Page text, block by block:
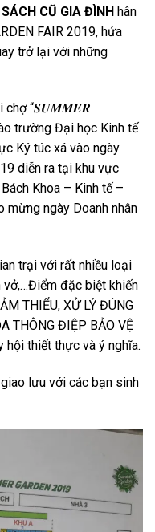
SÁCH CŨ GIA ĐÌNH hân
FAIR 2019, hứa
trở lại với những
chợ “𝑺𝑼𝑴𝑴𝑬𝑹
trường Đại học Kinh tế
Ký túc xá vào ngày
diễn ra tại khu vực
Khoa – Kinh tế –
mừng ngày Doanh nhân
trại với rất nhiều loại
vở,…Điểm đặc biệt khiến
THIỂU, XỬ LÝ ĐÚNG
THÔNG ĐIỆP BẢO VỆ
hội thiết thực và ý nghĩa.
lưu với các bạn sinh